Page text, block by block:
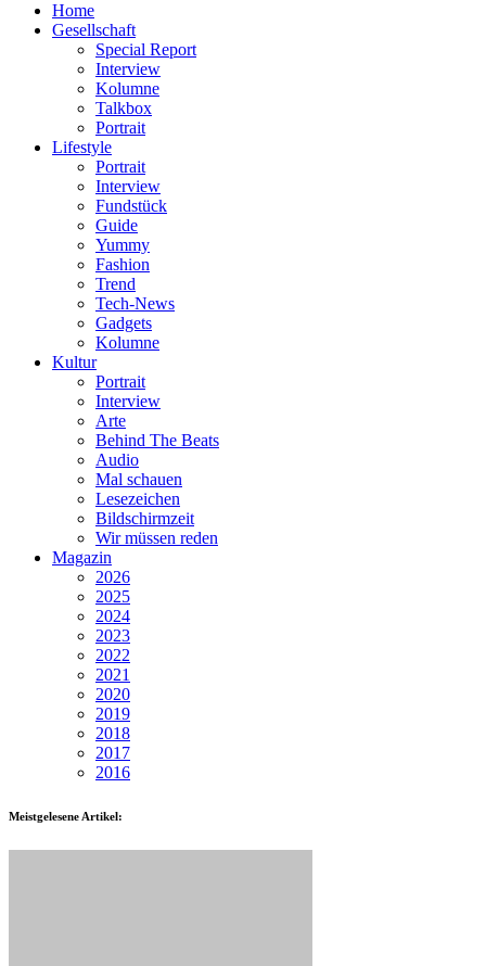
Home
Gesellschaft
Special Report
Interview
Kolumne
Talkbox
Portrait
Lifestyle
Portrait
Interview
Fundstück
Guide
Yummy
Fashion
Trend
Tech-News
Gadgets
Kolumne
Kultur
Portrait
Interview
Arte
Behind The Beats
Audio
Mal schauen
Lesezeichen
Bildschirmzeit
Wir müssen reden
Magazin
2026
2025
2024
2023
2022
2021
2020
2019
2018
2017
2016
Meistgelesene Artikel: